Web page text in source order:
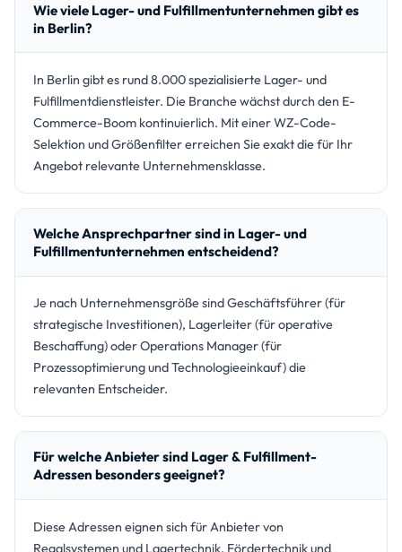
Wie viele Lager- und Fulfillmentunternehmen gibt es
in Berlin?
In Berlin gibt es rund 8.000 spezialisierte Lager- und
Fulfillmentdienstleister. Die Branche wächst durch den E-
Commerce-Boom kontinuierlich. Mit einer WZ-Code-
Selektion und Größenfilter erreichen Sie exakt die für Ihr
Angebot relevante Unternehmensklasse.
Welche Ansprechpartner sind in Lager- und
Fulfillmentunternehmen entscheidend?
Je nach Unternehmensgröße sind Geschäftsführer (für
strategische Investitionen), Lagerleiter (für operative
Beschaffung) oder Operations Manager (für
Prozessoptimierung und Technologieeinkauf) die
relevanten Entscheider.
Für welche Anbieter sind Lager & Fulfillment-
Adressen besonders geeignet?
Diese Adressen eignen sich für Anbieter von
Regalsystemen und Lagertechnik, Fördertechnik und